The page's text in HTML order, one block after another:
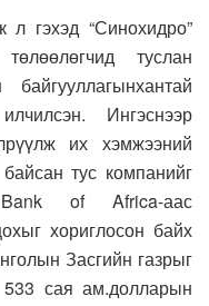
гэхэд “Синохидро”
туслан
Ингэснээр
их хэмжээний
тус компанийг
of Africa-аас
хориглосон байх
Засгийн газрыг
сая ам.долларын